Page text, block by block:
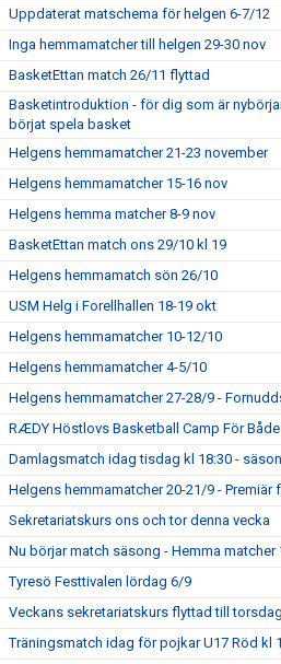
Uppdaterat matschema för helgen 6-7/12
Inga hemmamatcher till helgen 29-30 nov
BasketEttan match 26/11 flyttad
Basketintroduktion - för dig som är
börjat spela basket
Helgens hemmamatcher 21-23 november
Helgens hemmamatcher 15-16 nov
Helgens hemma matcher 8-9 nov
BasketEttan match ons 29/10 kl 19
Helgens hemmamatch sön 26/10
USM Helg i Forellhallen 18-19 okt
Helgens hemmamatcher 10-12/10
Helgens hemmamatcher 4-5/10
Helgens hemmamatcher 27-28/9 -
RÆDY Höstlovs Basketball Camp För
Damlagsmatch idag tisdag kl 18:30 -
Helgens hemmamatcher 20-21/9 - Premiär
Sekretariatskurs ons och tor denna vecka
Nu börjar match säsong - Hemma matcher
Tyresö Festtivalen lördag 6/9
Veckans sekretariatskurs flyttad till torsdag
Träningsmatch idag för pojkar U17 Röd kl